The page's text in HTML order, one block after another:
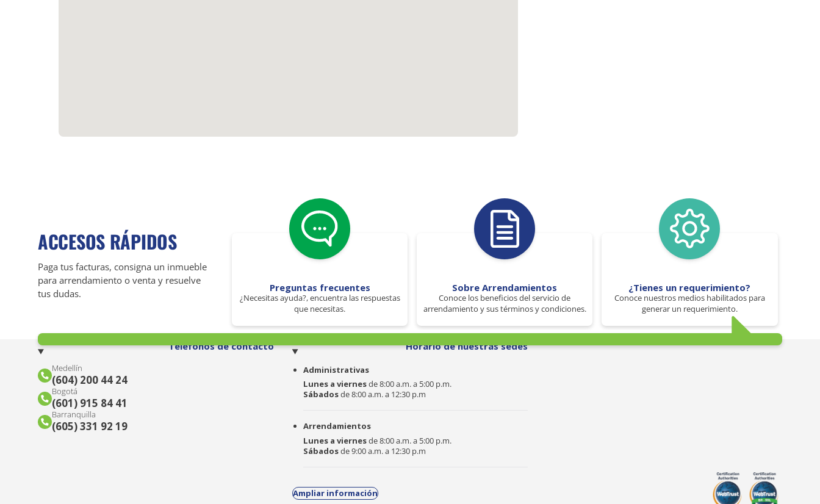
ACCESOS RÁPIDOS
Paga tus facturas, consigna un inmueble
para arrendamiento o venta y resuelve
tus dudas.
Preguntas frecuentes
¿Necesitas ayuda?, encuentra las respuestas
que necesitas.
Sobre Arrendamientos
Conoce los beneficios del servicio de
arrendamiento y sus términos y condiciones.
¿Tienes un requerimiento?
Conoce nuestros medios habilitados para
generar un requerimiento.
Teléfonos de contacto
Medellín
(604) 200 44 24
Bogotá
(601) 915 84 41
Barranquilla
(605) 331 92 19
Horario de nuestras sedes
Administrativas
Lunes a viernesde 8:00 a.m. a 5:00 p.m.
Sábadosde 8:00 a.m. a 12:30 p.m
Arrendamientos
Lunes a viernesde 8:00 a.m. a 5:00 p.m.
Sábadosde 9:00 a.m. a 12:30 p.m
Ampliar información